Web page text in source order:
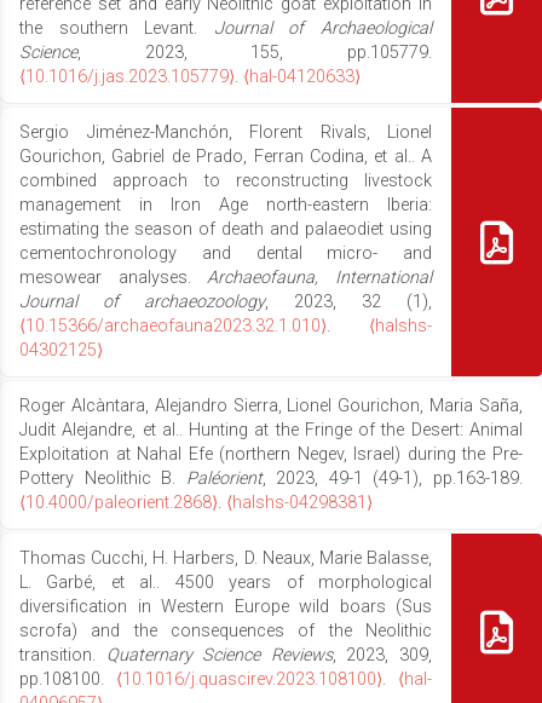
the southern Levant. Journal of Archaeological
Science, 2023, 155, pp.105779.
⟨10.1016/j.jas.2023.105779⟩. ⟨hal-04120633⟩
Sergio Jiménez-Manchón, Florent Rivals, Lionel
Gourichon, Gabriel de Prado, Ferran Codina, et al.. A
combined approach to reconstructing livestock
management in Iron Age north-eastern Iberia:
estimating the season of death and palaeodiet using
cementochronology and dental micro- and
mesowear analyses.Archaeofauna, International
Journal of archaeozoology, 2023, 32 (1),
⟨10.15366/archaeofauna2023.32.1.010⟩. ⟨halshs-
04302125⟩
Roger Alcàntara, Alejandro Sierra, Lionel Gourichon, Maria Saña,
Judit Alejandre, et al.. Hunting at the Fringe of the Desert: Animal
Exploitation at Nahal Efe (northern Negev, Israel) during the Pre-
Pottery Neolithic B. Paléorient, 2023, 49-1 (49-1), pp.163-189.
⟨10.4000/paleorient.2868⟩. ⟨halshs-04298381⟩
Thomas Cucchi, H. Harbers, D. Neaux, Marie Balasse,
L. Garbé, et al.. 4500 years of morphological
diversification in Western Europe wild boars (Sus
scrofa) and the consequences of the Neolithic
transition. Quaternary Science Reviews, 2023, 309,
pp.108100. ⟨10.1016/j.quascirev.2023.108100⟩. ⟨hal-